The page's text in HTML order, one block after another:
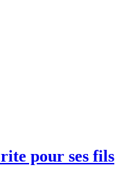
pour ses fils